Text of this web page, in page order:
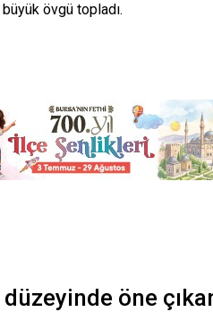
övgü topladı.
öne